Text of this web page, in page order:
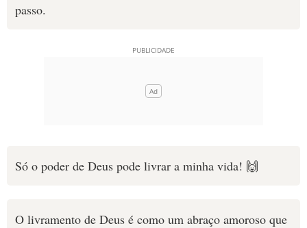
LOJA BÍBLIAON
passo.
Só o poder de Deus pode livrar a minha vida! 🙌
O livramento de Deus é como um abraço amoroso que